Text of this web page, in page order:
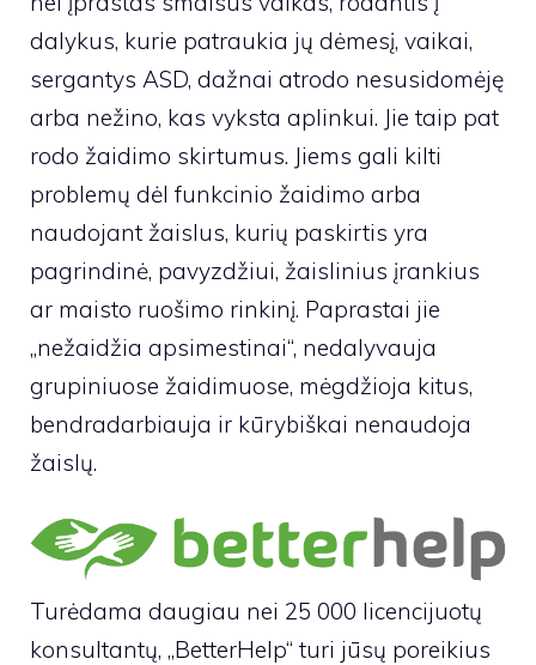
dalykus, kurie patraukia jų dėmesį, vaikai,
sergantys ASD, dažnai atrodo nesusidomėję
arba nežino, kas vyksta aplinkui. Jie taip pat
rodo žaidimo skirtumus. Jiems gali kilti
problemų dėl funkcinio žaidimo arba
naudojant žaislus, kurių paskirtis yra
pagrindinė, pavyzdžiui, žaislinius įrankius
ar maisto ruošimo rinkinį. Paprastai jie
„nežaidžia apsimestinai“, nedalyvauja
grupiniuose žaidimuose, mėgdžioja kitus,
bendradarbiauja ir kūrybiškai nenaudoja
žaislų.
Turėdama daugiau nei 25 000 licencijuotų
konsultantų, „BetterHelp“ turi jūsų poreikius